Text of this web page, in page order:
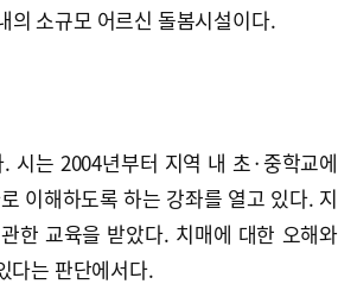
의 소규모 어르신 돌봄시설이다.
시는 2004년부터 지역 내 초·중학교에
이해하도록 하는 강좌를 열고 있다. 지
한 교육을 받았다. 치매에 대한 오해와
다는 판단에서다.